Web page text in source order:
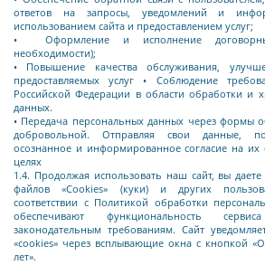
ответов на запросы, уведомлений и
использованием сайта и предоставлением услуг;
• Оформление и исполнение
необходимости);
• Повышение качества обслуживания,
предоставляемых услуг • Соблюдение
Российской Федерации в области обработки и
данных.
• Передача персональных данных через формы
добровольной. Отправляя свои данные,
осознанное и информированное согласие на их
целях
1.4. Продолжая использовать наш сайт, вы
файлов «Сookies» (куки) и других
соответствии с Политикой обработки
обеспечивают функциональность
законодательным требованиям. Сайт
«cookies» через всплывающие окна с кнопкой
лет».